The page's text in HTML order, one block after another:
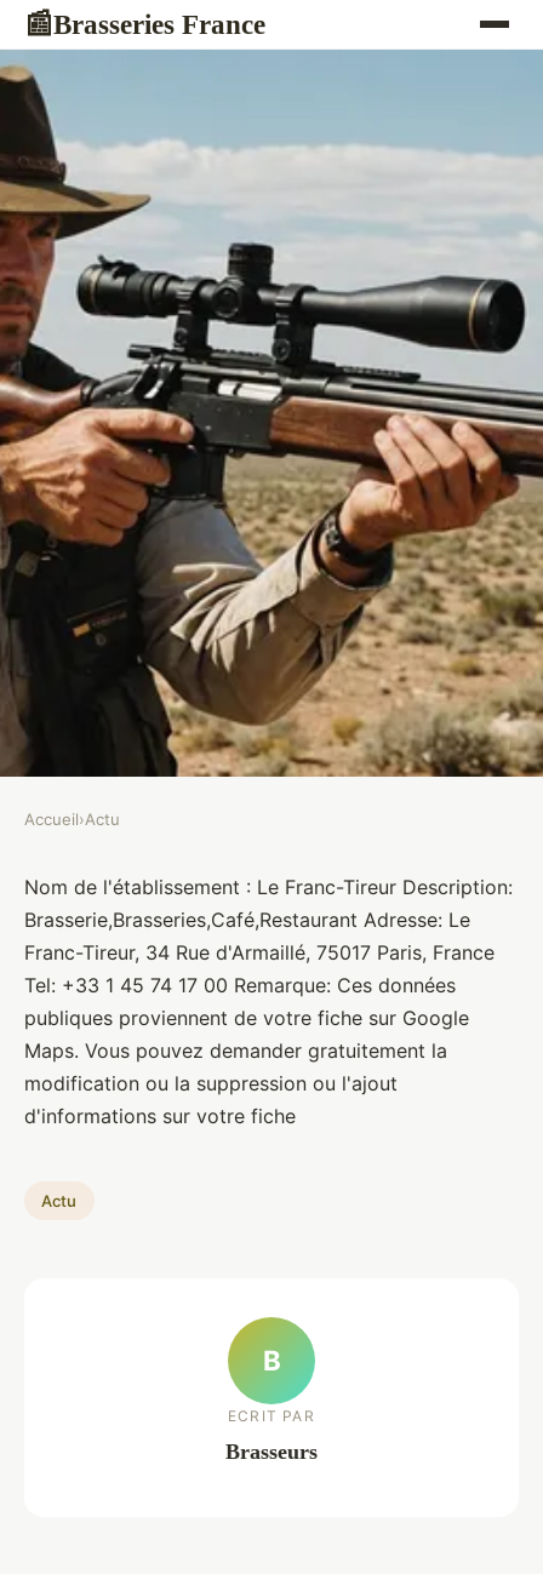
📰Brasseries France
Le Franc-Tireur
Brasseurs•10 janvier 2022•1 min de lecture
Accueil›Actu
Nom de l'établissement : Le Franc-Tireur Description:
Brasserie,Brasseries,Café,Restaurant Adresse: Le
Franc-Tireur, 34 Rue d'Armaillé, 75017 Paris, France
Tel: +33 1 45 74 17 00 Remarque: Ces données
publiques proviennent de votre fiche sur Google
Maps. Vous pouvez demander gratuitement la
modification ou la suppression ou l'ajout
d'informations sur votre fiche
Actu
B
ECRIT PAR
Brasseurs